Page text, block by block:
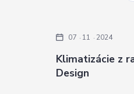
Klimatizácie z
Design
07 11 2024